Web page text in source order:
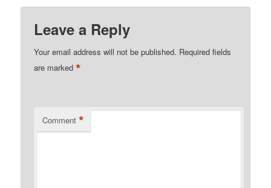
Leave a Reply
Your email address will not be published. Required fields
are marked*
Comment *